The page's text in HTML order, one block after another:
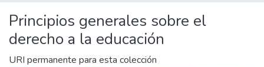
Principios generales sobre el
derecho a la educación
URI permanente para esta colección